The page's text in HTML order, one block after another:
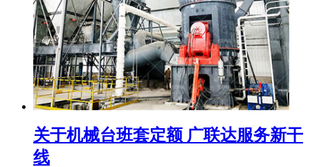
关于机械台班套定额 广联达服务新干
线